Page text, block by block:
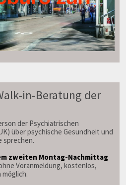
in-Beratung der
der Psychiatrischen
über psychische Gesundheit und
sprechen.
zweiten Montag-Nachmittag
Voranmeldung, kostenlos,